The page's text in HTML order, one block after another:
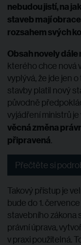
nebudou jistí, na
staveb mají
rozsahem svých
Obsah novely
kterého chce nová
vyplývá, že jde jen
stavby platil nový
původně
vyjádření ministrů
věcná změna
připravená.
Přečtěte si
Takový přístup je
bude do 1.
stavebního zákona
právní úprava,
v praxi použitelná.